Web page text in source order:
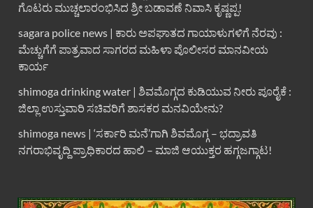
ಗೊಟರು ಮುಚ್ಚಲಾರಂಭಿಸಿದ ಶ್ರೀ ಬಡಾವಣೆ ನಿವಾಸಿ ಕೃಷ್ಣಪ್ಪ!
sagara police news | ಕಾರು ಅಪಘಾತದ ಗಾಯಾಳುಗಳಿಗೆ ನೆರವು :
ಮೆಚ್ಚುಗೆಗೆ ಪಾತ್ರವಾದ ಸಾಗರದ ಮಹಿಳಾ ಪೊಲೀಸರ ಮಾನವೀಯ
ಕಾರ್ಯ
shimoga drinking water | ಶಿವಮೊಗ್ಗದ ಕುಡಿಯುವ ನೀರು ಪೂರೈಕೆ :
ಜಿಲ್ಲಾ ಉಸ್ತುವಾರಿ ಸಚಿವರಿಗೆ ಶಾಸಕರ ಮನವಿಯೇನು?
shimoga news | ‘ಸರ್ಕಾರಿ ಮನೆ’ಗಾಗಿ ಶಿವಮೊಗ್ಗ – ಭದ್ರಾವತಿ
ನಗರಾಭಿವೃದ್ದಿ ಪ್ರಾಧಿಕಾರದ ಹಾಲಿ – ಮಾಜಿ ಆಯುಕ್ತರ ಹಗ್ಗಜಗ್ಗಾಟ!